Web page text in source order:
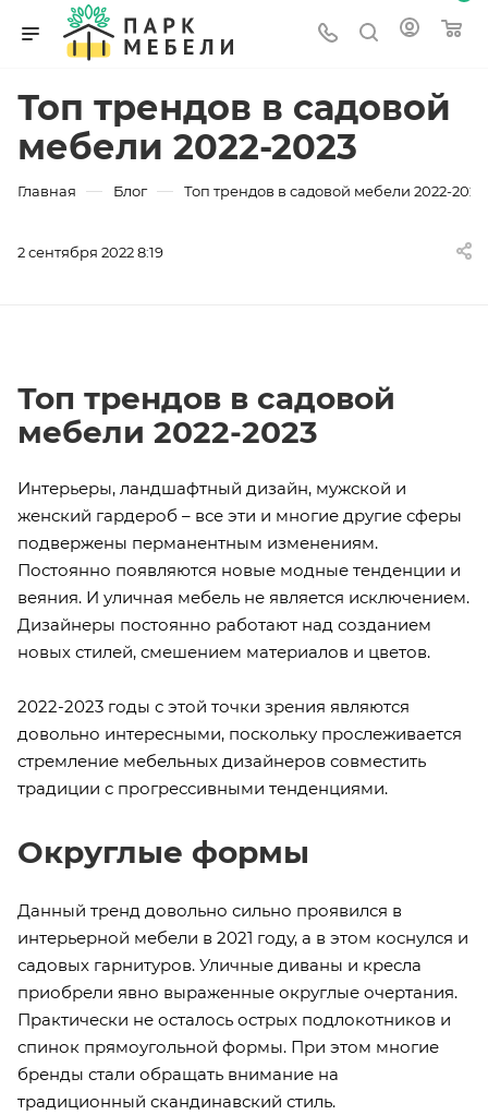
Топ трендов в садовой
мебели 2022-2023
Главная — Блог — Топ трендов в садовой мебели 2022-2023
2 сентября 2022 8:19
Топ трендов в садовой
мебели 2022-2023
Интерьеры, ландшафтный дизайн, мужской и
женский гардероб – все эти и многие другие сферы
подвержены перманентным изменениям.
Постоянно появляются новые модные тенденции и
веяния. И уличная мебель не является исключением.
Дизайнеры постоянно работают над созданием
новых стилей, смешением материалов и цветов.
2022-2023 годы с этой точки зрения являются
довольно интересными, поскольку прослеживается
стремление мебельных дизайнеров совместить
традиции с прогрессивными тенденциями.
Округлые формы
Данный тренд довольно сильно проявился в
интерьерной мебели в 2021 году, а в этом коснулся и
садовых гарнитуров. Уличные диваны и кресла
приобрели явно выраженные округлые очертания.
Практически не осталось острых подлокотников и
спинок прямоугольной формы. При этом многие
бренды стали обращать внимание на
традиционный скандинавский стиль.